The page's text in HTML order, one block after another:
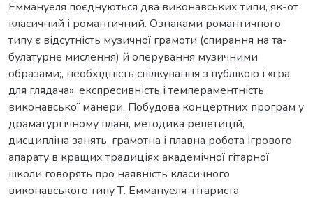
Еммануеля поєднуються два виконавських типи, як-от
класичний і романтичний. Ознаками романтичного
типу є відсутність музичної грамоти (спирання на та-
булатурне мислення) й оперування музичними
образами;, необхідність спілкування з публікою і «гра
для глядача», експресивність і темпераментність
виконавської манери. Побудова концертних програм у
драматургічному плані, методика репетицій,
дисципліна занять, грамотна і плавна робота ігрового
апарату в кращих традиціях академічної гітарної
школи говорять про наявність класичного
виконавського типу Т. Еммануеля-гітариста